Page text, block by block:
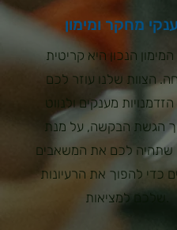
מחקר ומימון
הנכון היא קריטית
הצוות שלנו עוזר לכם
מענקים ולנווט
הגשת הבקשה, על מנת
שתהיה לכם את המשאבים
כדי להפוך את הרעיונות